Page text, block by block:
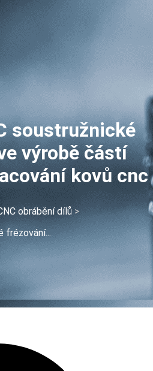
soustružnické
výrobě částí
kovů cnc
obrábění dílů >
frézování...